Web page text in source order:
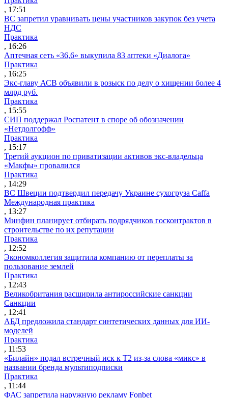
, 17:51
ВС запретил уравнивать цены участников закупок без учета
НДС
Практика
, 16:26
Аптечная сеть «36,6» выкупила 83 аптеки «Диалога»
Практика
, 16:25
Экс-главу АСВ объявили в розыск по делу о хищении более 4
млрд руб.
Практика
, 15:55
СИП поддержал Роспатент в споре об обозначении
«Нетдолгофф»
Практика
, 15:17
Третий аукцион по приватизации активов экс-владельца
«Макфы» провалился
Практика
, 14:29
ВС Швеции подтвердил передачу Украине сухогруза Caffa
Международная практика
, 13:27
Минфин планирует отбирать подрядчиков госконтрактов в
строительстве по их репутации
Практика
, 12:52
Экономколлегия защитила компанию от переплаты за
пользование землей
Практика
, 12:43
Великобритания расширила антироссийские санкции
Санкции
, 12:41
АБД предложила стандарт синтетических данных для ИИ-
моделей
Практика
, 11:53
«Билайн» подал встречный иск к Т2 из-за слова «микс» в
названии бренда мультиподписки
Практика
, 11:44
ФАС запретила наружную рекламу Fonbet